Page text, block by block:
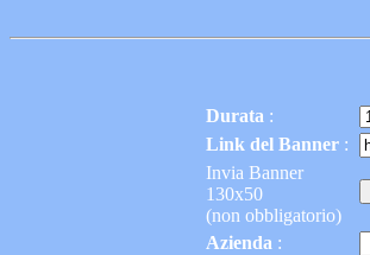
Durata :
Link del Banner :
Invia Banner
130x50
(non obbligatorio)
Azienda :